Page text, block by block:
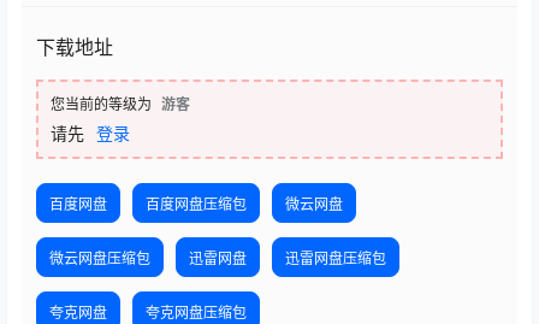
下载地址
您当前的等级为 游客
请先 登录
百度网盘 百度网盘压缩包 微云网盘
微云网盘压缩包 迅雷网盘 迅雷网盘压缩包
夸克网盘 夸克网盘压缩包